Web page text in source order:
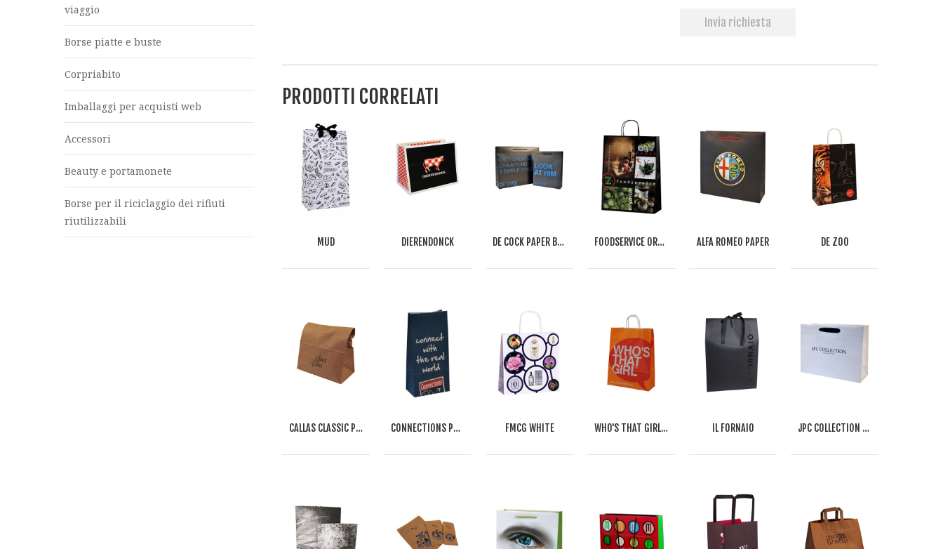
Invia richiesta
PRODOTTI CORRELATI
MUD DIERENDONCK DE COCK PAPER BAG FOODSERVICE ORGANIC PAPERBAG ALFA ROMEO PAPER DE ZOO
CALLAS CLASSIC PAPERBAG CONNECTIONS PAPERBAG FMCG WHITE WHO'S THAT GIRL CLASSIC PAPER BAG IL FORNAIO JPC COLLECTION FASHION PAPER BAG
viaggio
Borse piatte e buste
Corpriabito
Imballaggi per acquisti web
Accessori
Beauty e portamonete
Borse per il riciclaggio dei rifiuti
riutilizzabili